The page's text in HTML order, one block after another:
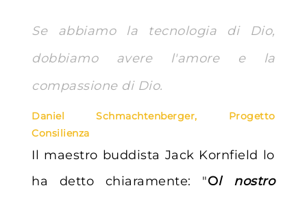
Se abbiamo la tecnologia di Dio,
dobbiamo avere l'amore e la
compassione di Dio.
Daniel Schmachtenberger, Progetto
Consilienza
Il maestro buddista Jack Kornfield lo
ha detto chiaramente: "Ol nostro